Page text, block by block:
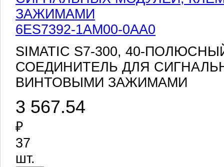
6ES7392-1AM00-0AA0
SIMATIC S7-300, 40-
СОЕДИНИТЕЛЬ ДЛЯ
ВИНТОВЫМИ ЗАЖИМАМИ
3 567.54
₽
37
шт.